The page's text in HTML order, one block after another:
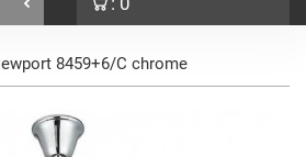
8459+6/C chrome